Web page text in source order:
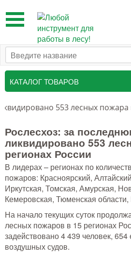
Toggle
navigation
КАТАЛОГ ТОВАРОВ
Таксационный инструмент
Бензоинструмент и
принадлежности
Инструмент лесоруба
Аншлаги
аренды, знаки
Тушение лесных пожаров
Одежда для работы в лесу
553 лесных пожара
Рослесхоз: за
ликвидировано 553
регионах России
В лидерах – регионах по
пожаров: Красноярский,
Иркутская, Томская, Амурская,
Кемеровская, Тюменская
На начало текущих суток
лесных пожаров в 15 регионах
задействовано 4 439 человек,
воздушных судов.